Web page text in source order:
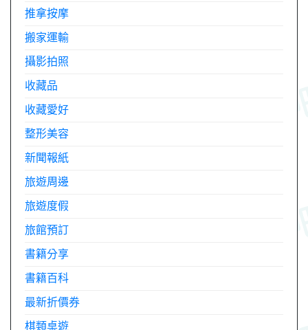
推拿按摩
搬家運輸
攝影拍照
收藏品
收藏愛好
整形美容
新聞報紙
旅遊周邊
旅遊度假
旅館預訂
書籍分享
書籍百科
最新折價券
棋類桌遊